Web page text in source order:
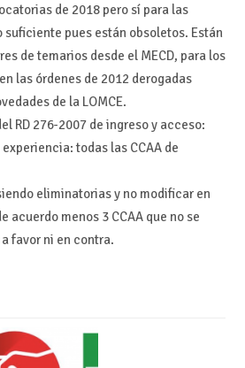
de 2018 pero sí para las
pues están obsoletos. Están
de temarios desde el MECD, para los
las órdenes de 2012 derogadas
de la LOMCE.
RD 276-2007 de ingreso y acceso:
todas las CCAA de
eliminatorias y no modificar en
acuerdo menos 3 CCAA que no se
favor ni en contra.